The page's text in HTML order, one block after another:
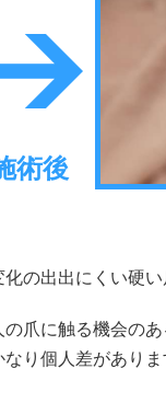
術後
の出出にくい硬い
爪に触る機会の
り個人差がありま